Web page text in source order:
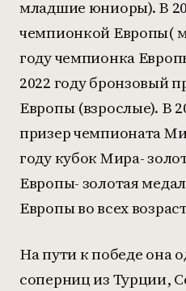
младшие юниоры). В
чемпионкой Европы(
году чемпионка
2022 году бронзовый
Европы (взрослые). В
призер чемпионата
году кубок Мира-
Европы- золотая
Европы во всех
На пути к победе она
соперниц из Турции,